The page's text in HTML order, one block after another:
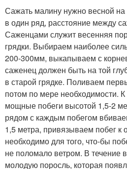
Сажать малину нужно весной
в один ряд, расстояние между
Саженцами служит весенняя
грядки. Выбираем наиболее
200-300мм, выкапываем с
саженец должен быть на той
в старой грядке. Поливаем
потом по мере необходимости.
мощные побеги высотой 1,5-2
рядом с каждым побегом
1,5 метра, привязываем побег к
необходимо для того, что-бы
не поломало ветром. В течение
молодую поросль, которая